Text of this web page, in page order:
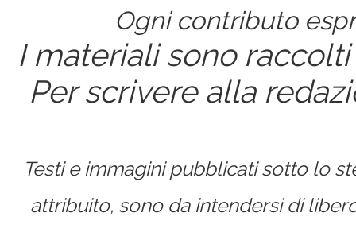
Ogni contributo
I materiali sono
Per scrivere alla
Testi e immagini pubblicati sotto lo
attribuito, sono da intendersi di